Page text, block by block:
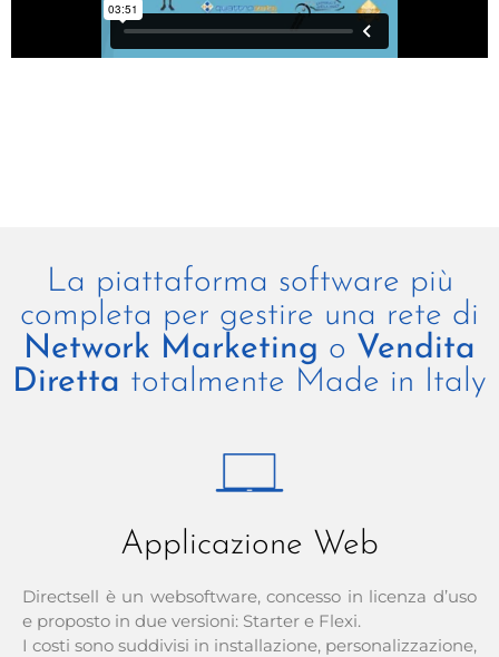
La piattaforma software più
completa per gestire una rete di
Network Marketing o Vendita
Diretta totalmente Made in Italy
Applicazione Web
Directsell è un websoftware, concesso in licenza d’uso
e proposto in due versioni: Starter e Flexi.
I costi sono suddivisi in installazione, personalizzazione,